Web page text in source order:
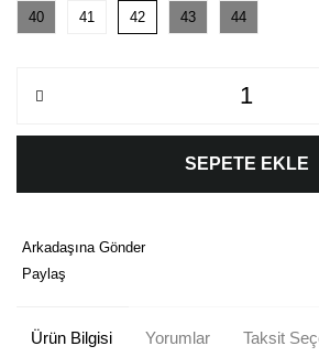
40 41 42 43 44
SEPETE EKLE
Arkadaşına Gönder
Paylaş
Ürün Bilgisi Yorumlar Taksit